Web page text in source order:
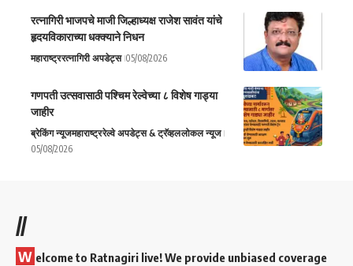
रत्नागिरी भाजपचे माजी जिल्हाध्यक्ष राजेश सावंत यांचे
हृदयविकाराच्या धक्क्याने निधन
महाराष्ट्ररत्नागिरी अपडेट्स 05/08/2026
गणपती उत्सवासाठी पश्चिम रेल्वेच्या ८ विशेष गाड्या
जाहीर
ब्रेकिंग न्यूजमहाराष्ट्ररेल्वे अपडेट्स & ट्रॅव्हललोकल न्यूज
05/08/2026
//
W elcome to Ratnagiri live! We provide unbiased coverage